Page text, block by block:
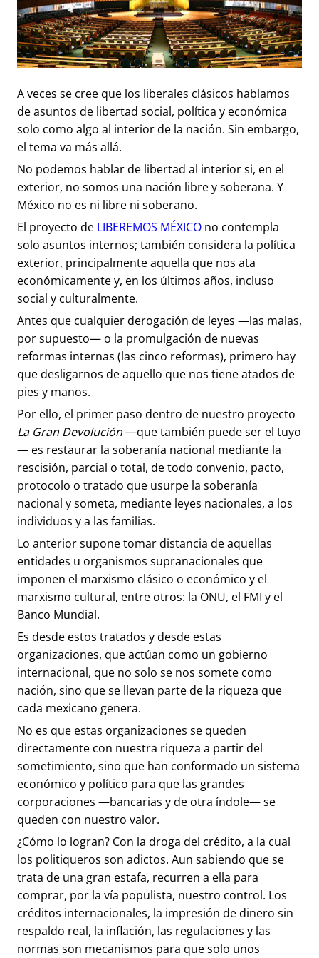
A veces se cree que los liberales clásicos hablamos
de asuntos de libertad social, política y económica
solo como algo al interior de la nación. Sin embargo,
el tema va más allá.
No podemos hablar de libertad al interior si, en el
exterior, no somos una nación libre y soberana. Y
México no es ni libre ni soberano.
El proyecto de LIBEREMOS MÉXICO no contempla
solo asuntos internos; también considera la política
exterior, principalmente aquella que nos ata
económicamente y, en los últimos años, incluso
social y culturalmente.
Antes que cualquier derogación de leyes —las malas,
por supuesto— o la promulgación de nuevas
reformas internas (las cinco reformas), primero hay
que desligarnos de aquello que nos tiene atados de
pies y manos.
Por ello, el primer paso dentro de nuestro proyecto
La Gran Devolución—que también puede ser el tuyo
— es restaurar la soberanía nacional mediante la
rescisión, parcial o total, de todo convenio, pacto,
protocolo o tratado que usurpe la soberanía
nacional y someta, mediante leyes nacionales, a los
individuos y a las familias.
Lo anterior supone tomar distancia de aquellas
entidades u organismos supranacionales que
imponen el marxismo clásico o económico y el
marxismo cultural, entre otros: la ONU, el FMI y el
Banco Mundial.
Es desde estos tratados y desde estas
organizaciones, que actúan como un gobierno
internacional, que no solo se nos somete como
nación, sino que se llevan parte de la riqueza que
cada mexicano genera.
No es que estas organizaciones se queden
directamente con nuestra riqueza a partir del
sometimiento, sino que han conformado un sistema
económico y político para que las grandes
corporaciones —bancarias y de otra índole— se
queden con nuestro valor.
¿Cómo lo logran? Con la droga del crédito, a la cual
los politiqueros son adictos. Aun sabiendo que se
trata de una gran estafa, recurren a ella para
comprar, por la vía populista, nuestro control. Los
créditos internacionales, la impresión de dinero sin
respaldo real, la inflación, las regulaciones y las
normas son mecanismos para que solo unos